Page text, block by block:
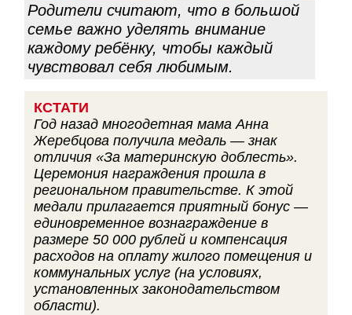
Родители считают, что в большой
семье важно уделять внимание
каждому ребёнку, чтобы каждый
чувствовал себя любимым.
КСТАТИ
Год назад многодетная мама Анна
Жеребцова получила медаль — знак
отличия «За материнскую доблесть».
Церемония награждения прошла в
региональном правительстве. К этой
медали прилагается приятный бонус —
единовременное вознаграждение в
размере 50 000 рублей и компенсация
расходов на оплату жилого помещения и
коммунальных услуг (на условиях,
установленных законодательством
области).